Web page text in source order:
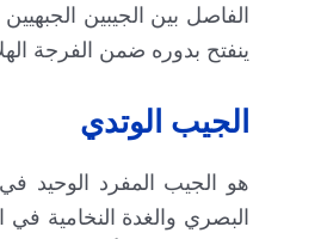
الفاصل بين الجيبين
ينفتح بدوره ضمن الفرجة
الجيب الوتدي
هو الجيب المفرد الوحيد
البصري والغدة النخامية